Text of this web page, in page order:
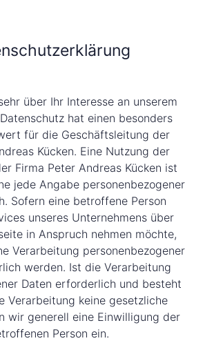
über Ihr Interesse an unserem
hat einen besonders
für die Geschäftsleitung der
Kücken. Eine Nutzung der
Firma Peter Andreas Kücken ist
jede Angabe personenbezogener
Sofern eine betroffene Person
unseres Unternehmens über
in Anspruch nehmen möchte,
Verarbeitung personenbezogener
werden. Ist die Verarbeitung
Daten erforderlich und besteht
Verarbeitung keine gesetzliche
wir generell eine Einwilligung der
Person ein.